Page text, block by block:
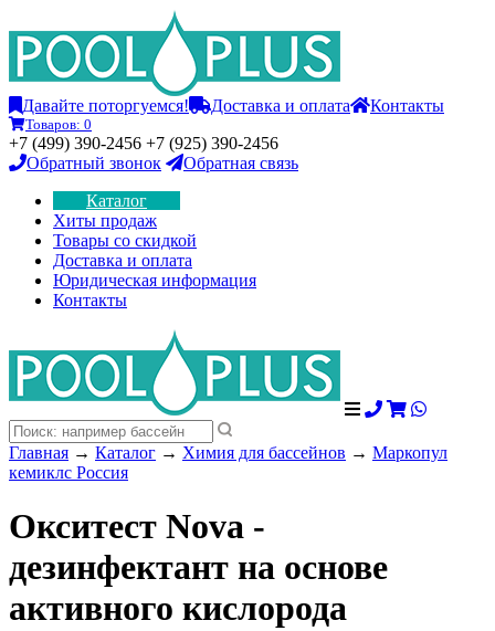
Давайте поторгуемся! Доставка и оплата Контакты
Товаров: 0
+7 (499) 390-2456 +7 (925) 390-2456
Обратный звонок
Обратная связь
Каталог
Хиты продаж
Товары со скидкой
Доставка и оплата
Юридическая информация
Контакты
Главная → Каталог → Химия для бассейнов → Маркопул
кемиклс Россия
Окситест Nova -
дезинфектант на основе
активного кислорода